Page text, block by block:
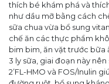
thích bé khám phá và
như dầu mỡ bằng cách
sữa chua vừa bổ sung
chế ăn các thực phẩm
bim bim, ăn vặt trước bữa
3 ly sữa, giai đoạn này
2’FL-HMO và FOS/Inulin